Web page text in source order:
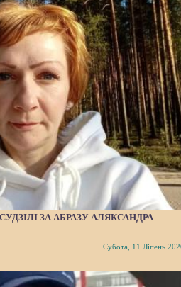
ЗА АБРАЗУ АЛЯКСАНДРА
Субота, 11 Ліпень